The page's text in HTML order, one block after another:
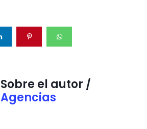
Sobre el autor /
Agencias